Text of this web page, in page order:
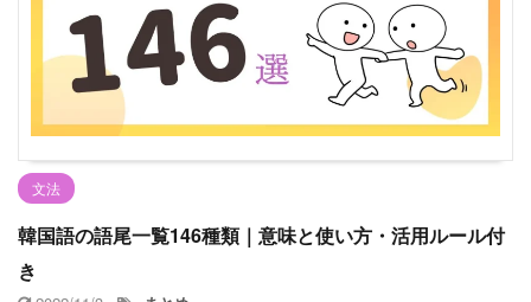
文法
韓国語の語尾一覧146種類｜意味と使い方・活用ルール付
き